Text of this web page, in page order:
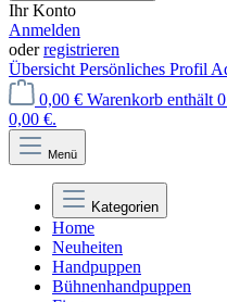
Ihr Konto
Anmelden
oderregistrieren
Übersicht Persönliches Profil
0,00 € Warenkorb enthält
0,00 €.
Menü
Kategorien
Home
Neuheiten
Handpuppen
Bühnenhandpuppen